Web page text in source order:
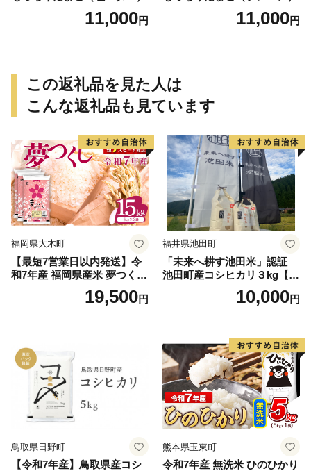
11,000円 11,000円
この返礼品を見た人は
こんな返礼品も見ています
福岡県大木町
【最短7営業日以内発送】令
和7年産 福岡県産米 夢つくし
15kg 精米 ※北海道・沖縄・
19,500円
福井県池田町
「未来へ耕す池田米」認証
池田町産コシヒカリ３kg【お
1人様につき３セットまで】
10,000円
鳥取県日野町
【令和7年産】鳥取県産コシ
熊本県玉東町
令和7年産 無洗米 ひのひかり